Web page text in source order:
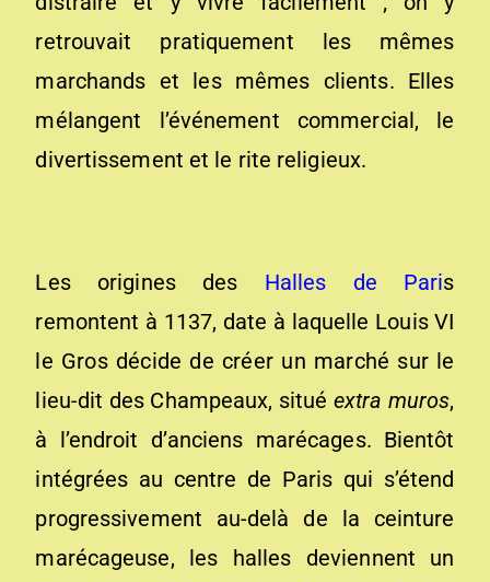
retrouvait pratiquement les mêmes
marchands et les mêmes clients. Elles
mélangent l’événement commercial, le
divertissement et le rite religieux.
Les origines des Halles de Paris
remontent à 1137, date à laquelle Louis VI
le Gros décide de créer un marché sur le
lieu-dit des Champeaux, situé extra muros,
à l’endroit d’anciens marécages. Bientôt
intégrées au centre de Paris qui s’étend
progressivement au-delà de la ceinture
marécageuse, les halles deviennent un